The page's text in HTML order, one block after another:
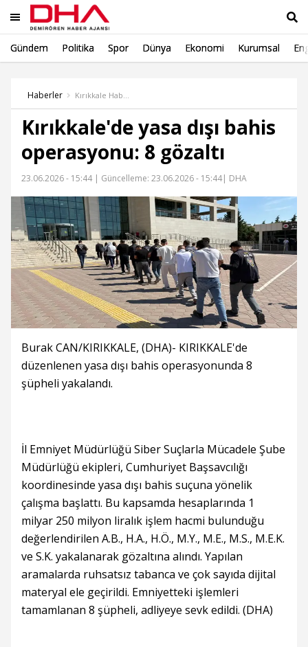
Gündem Politika Spor Dünya Ekonomi Kurumsal
Haberler
Kırıkkale'de yasa dışı bahis
operasyonu: 8 gözaltı
23.06.2026 - 15:44 | Güncelleme: 23.06.2026 - 15:44| DHA
Burak CAN/KIRIKKALE, (DHA)- KIRIKKALE'de
düzenlenen yasa dışı bahis operasyonunda 8
şüpheli yakalandı.
İl Emniyet Müdürlüğü Siber Suçlarla Mücadele Şube
Müdürlüğü ekipleri, Cumhuriyet Başsavcılığı
koordinesinde yasa dışı bahis suçuna yönelik
çalışma başlattı. Bu kapsamda hesaplarında 1
milyar 250 milyon liralık işlem hacmi bulunduğu
değerlendirilen A.B., H.A., H.Ö., M.Y., M.E., M.S., M.E.K.
ve S.K. yakalanarak gözaltına alındı. Yapılan
aramalarda ruhsatsız tabanca ve çok sayıda dijital
materyal ele geçirildi. Emniyetteki işlemleri
tamamlanan 8 şüpheli, adliyeye sevk edildi. (DHA)